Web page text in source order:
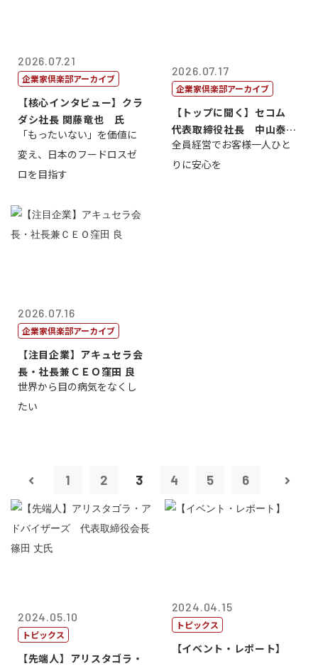
2026.07.21
企業家倶楽部アーカイブ
【核心インタビュー】クラ
ダシ社長 関藤竜也 氏
「もったいない」を価値に
変え、日本のフードロスゼ
ロを目指す
2026.07.17
企業家倶楽部アーカイブ
【トップに聞く】セコム
代表取締役社長 中山泰
男
全員経営でお客様一人ひと
りに安心を
2026.07.16
企業家倶楽部アーカイブ
【注目企業】アキュセラ会
長・社長兼ＣＥＯ窪田 良
世界から目の病気をなくし
たい
1 2 3 4 5 6
2024.05.10
トピックス
【先端人】アリスタゴラ・
2024.04.15
トピックス
【イベント・レポート】